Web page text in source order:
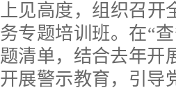
上见高度，组织召开
务专题培训班。在“
题清单，结合去年开
开展警示教育，引导